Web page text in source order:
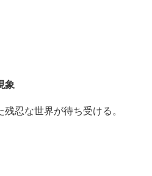
象
忍な世界が待ち受ける。